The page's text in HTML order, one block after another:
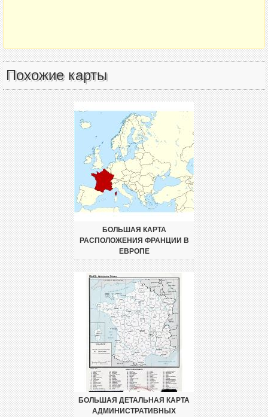
Похожие карты
БОЛЬШАЯ КАРТА
РАСПОЛОЖЕНИЯ ФРАНЦИИ В
ЕВРОПЕ
БОЛЬШАЯ ДЕТАЛЬНАЯ КАРТА
АДМИНИСТРАТИВНЫХ